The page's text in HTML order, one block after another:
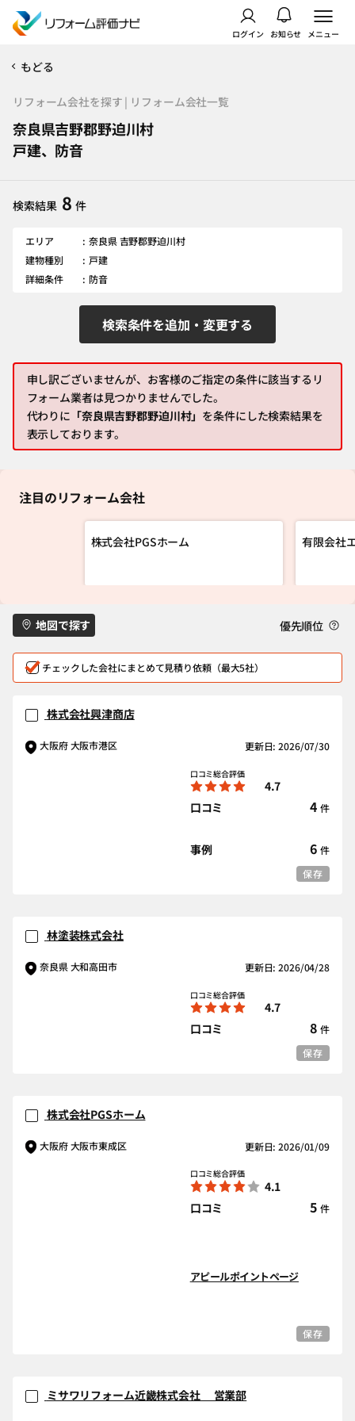
ログイン お知らせ メニュー
もどる
リフォーム会社を探す | リフォーム会社一覧
奈良県吉野郡野迫川村
戸建、防音
検索結果 8 件
エリア
奈良県 吉野郡野迫川村
建物種別
戸建
詳細条件
防音
検索条件を追加・変更する
申し訳ございませんが、お客様のご指定の条件に該当するリ
フォーム業者は見つかりませんでした。
代わりに 「奈良県吉野郡野迫川村」 を条件にした検索結果を
表示しております。
注目のリフォーム会社
株式会社PGSホーム 有限会社
地図で探す 優先順位
チェックした会社にまとめて見積り依頼（最大5社）
株式会社興津商店
大阪府 大阪市港区 更新日: 2026/07/30
口コミ総合評価
4.7
口コミ
4 件
事例 6 件
保存
林塗装株式会社
奈良県 大和高田市 更新日: 2026/04/28
口コミ総合評価
4.7
口コミ
8 件
保存
株式会社PGSホーム
大阪府 大阪市東成区 更新日: 2026/01/09
口コミ総合評価
4.1
口コミ
5 件
アピールポイントページ
保存
ミサワリフォーム近畿株式会社 営業部